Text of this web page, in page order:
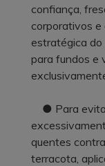
confiança,
corporativos
estratégica do
para fundos e
● Para
quentes
terracota,